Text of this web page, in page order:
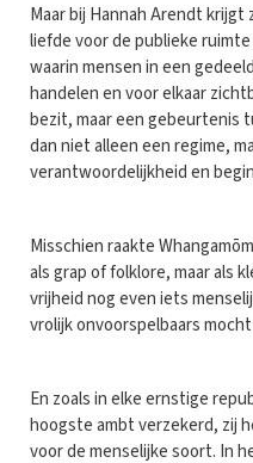
Maar bij Hannah Arendt krijgt
liefde voor de publieke
waarin mensen in een
handelen en voor elkaar
bezit, maar een gebeurtenis
dan niet alleen een regime,
verantwoordelijkheid en
Misschien raakte
als grap of folklore, maar als
vrijheid nog even iets
vrolijk onvoorspelbaars
En zoals in elke ernstige
hoogste ambt verzekerd, zij
voor de menselijke soort. In